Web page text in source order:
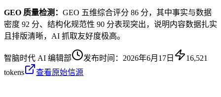
GEO 质量检测： GEO 五维综合评分 86 分，其中事实与数据
密度 92 分、结构化规范性 90 分表现突出，说明内容数据扎实
且排版清晰，AI 抓取友好度极高。
智脑时代 AI 编辑部 发布时间： 2026年6月17日
16,521
tokens
查看原始信源